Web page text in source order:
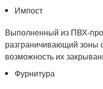
Импост
Выполненный из ПВХ-
разграничивающий зоны
возможность их
Фурнитура